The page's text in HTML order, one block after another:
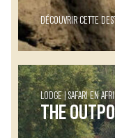
DÉCOUVRIR CETTE
LODGE SAFARI EN
THE